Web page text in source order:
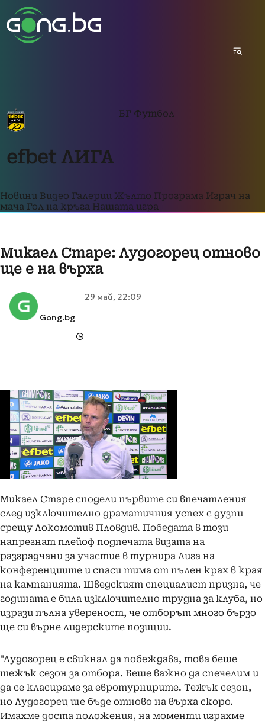
БГ Футбол
efbet ЛИГА
Новини Видео Галерии Жълто Програма Играч на
мача Гол на кръга Нашата игра
Микаел Старе: Лудогорец отново
ще е на върха
Gong.bg
29 май, 22:09
Микаел Старе сподели първите си впечатления
след изключително драматичния успех с дузпи
срещу Локомотив Пловдив. Победата в този
напрегнат плейоф подпечата визата на
разградчани за участие в турнира Лига на
конференциите и спаси тима от пълен крах в края
на кампанията. Шведският специалист призна, че
годината е била изключително трудна за клуба, но
изрази пълна увереност, че отборът много бързо
ще си върне лидерските позиции.
"Лудогорец е свикнал да побеждава, това беше
тежък сезон за отбора. Беше важно да спечелим и
да се класираме за евротурнирите. Тежък сезон,
но Лудогорец ще бъде отново на върха скоро.
Имахме доста положения, на моменти играхме